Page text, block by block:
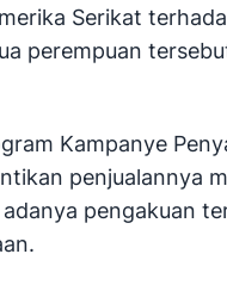
Serikat
perempuan
Kampanye
penjualannya
pengakuan